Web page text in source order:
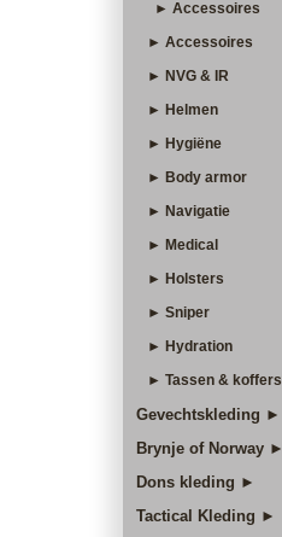
► Accessoires
► Accessoires
► NVG & IR
► Helmen
► Hygiëne
► Body armor
► Navigatie
► Medical
► Holsters
► Sniper
► Hydration
► Tassen & koffers
Gevechtskleding ►
Brynje of Norway ►
Dons kleding ►
Tactical Kleding ►